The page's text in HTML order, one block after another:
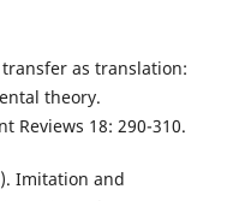
as translation:
theory.
Reviews 18: 290-310.
Imitation and